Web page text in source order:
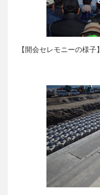
【開会セレモニーの様子】